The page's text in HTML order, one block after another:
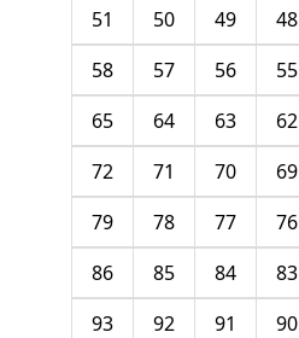
48
49
50
51
55
56
57
58
62
63
64
65
69
70
71
72
76
77
78
79
83
84
85
86
90
91
92
93